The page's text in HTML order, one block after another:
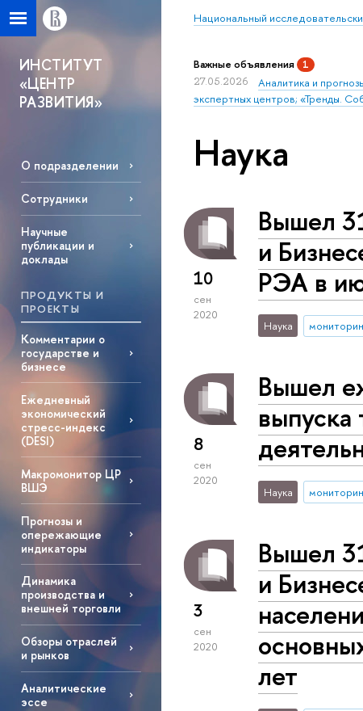
Национальный
ИНСТИТУТ
«ЦЕНТР
РАЗВИТИЯ»
О подразделении
Сотрудники
Научные
публикации и
доклады
ПРОДУКТЫ И
ПРОЕКТЫ
Комментарии о
государстве и
бизнесе
Ежедневный
экономический
стресс-индекс
(DESI)
Макромонитор ЦР
ВШЭ
Прогнозы и
опережающие
индикаторы
Динамика
производства и
внешней торговли
Обзоры отраслей
и рынков
Аналитические
эссе
Важные объявления 1
27.05.2026
Аналитика и
экспертных центров; «Тренды.
Наука
10
сен
2020
Вышел
и
РЭА в
Наука
8
сен
2020
Вышел
выпуска
Наука
3
сен
2020
Вышел
и
лет